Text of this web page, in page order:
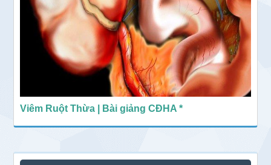
Viêm Ruột Thừa | Bài giảng CĐHA *